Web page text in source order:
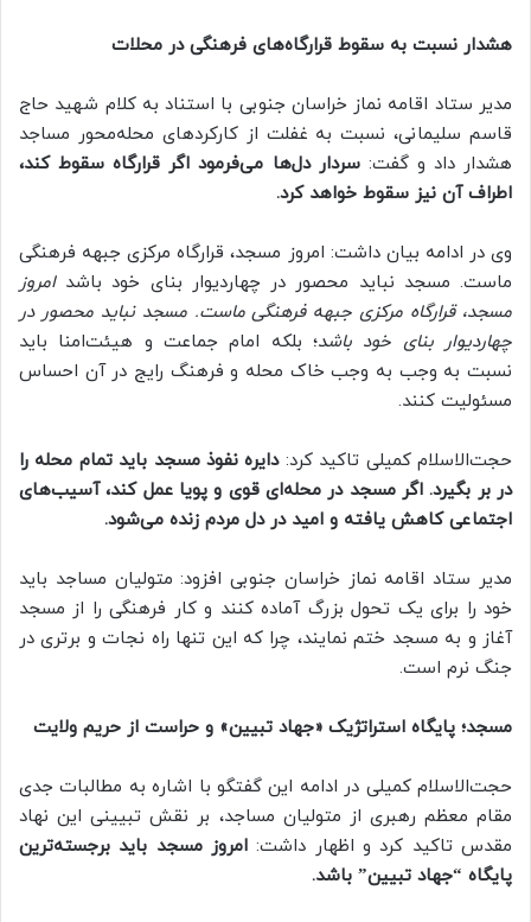
هشدار نسبت به سقوط قرارگاه‌های فرهنگی در محلات
مدیر ستاد اقامه نماز خراسان جنوبی با استناد به کلام شهید حاج
قاسم سلیمانی، نسبت به غفلت از کارکردهای محله‌محور مساجد
هشدار داد و گفت:سردار دل‌ها می‌فرمود اگر قرارگاه سقوط کند،
اطراف آن نیز سقوط خواهد کرد.
وی در ادامه بیان داشت: امروز مسجد، قرارگاه مرکزی جبهه فرهنگی
ماست. مسجد نباید محصور در چهاردیوار بنای خود باشدامروز
مسجد، قرارگاه مرکزی جبهه فرهنگی ماست. مسجد نباید محصور در
چهاردیوار بنای خود باشد؛ بلکه امام جماعت و هیئت‌امنا باید
نسبت به وجب به وجب خاک محله و فرهنگ رایج در آن احساس
مسئولیت کنند.
حجت‌الاسلام کمیلی تاکید کرد:دایره نفوذ مسجد باید تمام محله را
در بر بگیرد. اگر مسجد در محله‌ای قوی و پویا عمل کند، آسیب‌های
اجتماعی کاهش یافته و امید در دل مردم زنده می‌شود.
مدیر ستاد اقامه نماز خراسان جنوبی افزود: متولیان مساجد باید
خود را برای یک تحول بزرگ آماده کنند و کار فرهنگی را از مسجد
آغاز و به مسجد ختم نمایند، چرا که این تنها راه نجات و برتری در
جنگ نرم است.
مسجد؛ پایگاه استراتژیک «جهاد تبیین» و حراست از حریم ولایت
حجت‌الاسلام کمیلی در ادامه این گفتگو با اشاره به مطالبات جدی
مقام معظم رهبری از متولیان مساجد، بر نقش تبیینی این نهاد
مقدس تاکید کرد و اظهار داشت: امروز مسجد باید برجسته‌ترین
پایگاه “جهاد تبیین” باشد.